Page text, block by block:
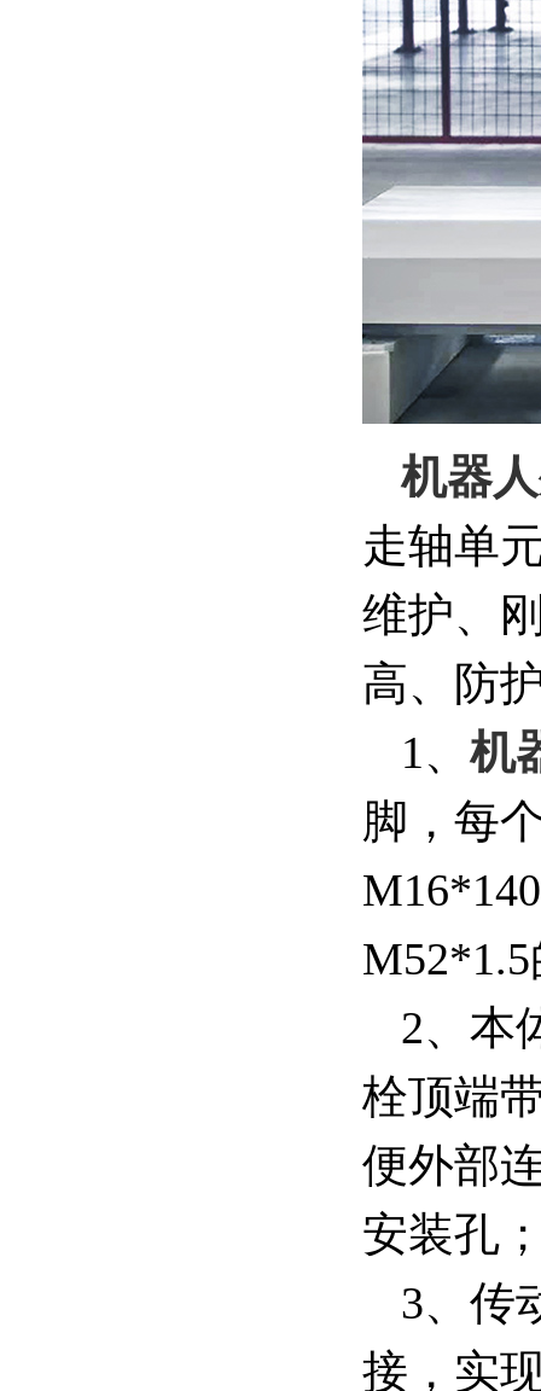
机器
走轴单
维护、
高、防
1、 机
脚，每
2、本
栓顶端
便外部
安装孔
3、传
接，实